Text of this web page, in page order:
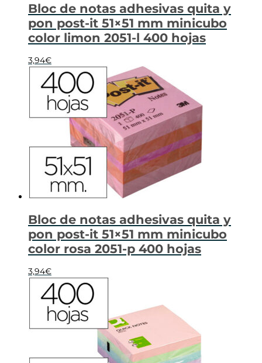
Bloc de notas adhesivas quita y
pon post-it 51×51 mm minicubo
color limon 2051-l 400 hojas
3,94€
Bloc de notas adhesivas quita y
pon post-it 51×51 mm minicubo
color rosa 2051-p 400 hojas
3,94€